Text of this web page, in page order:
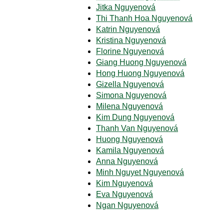
Jitka Nguyenová
Thi Thanh Hoa Nguyenová
Katrin Nguyenová
Kristina Nguyenová
Florine Nguyenová
Giang Huong Nguyenová
Hong Huong Nguyenová
Gizella Nguyenová
Simona Nguyenová
Milena Nguyenová
Kim Dung Nguyenová
Thanh Van Nguyenová
Huong Nguyenová
Kamila Nguyenová
Anna Nguyenová
Minh Nguyet Nguyenová
Kim Nguyenová
Eva Nguyenová
Ngan Nguyenová